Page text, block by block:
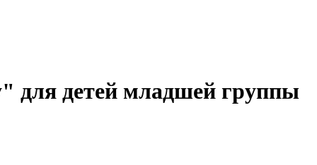
для детей младшей группы